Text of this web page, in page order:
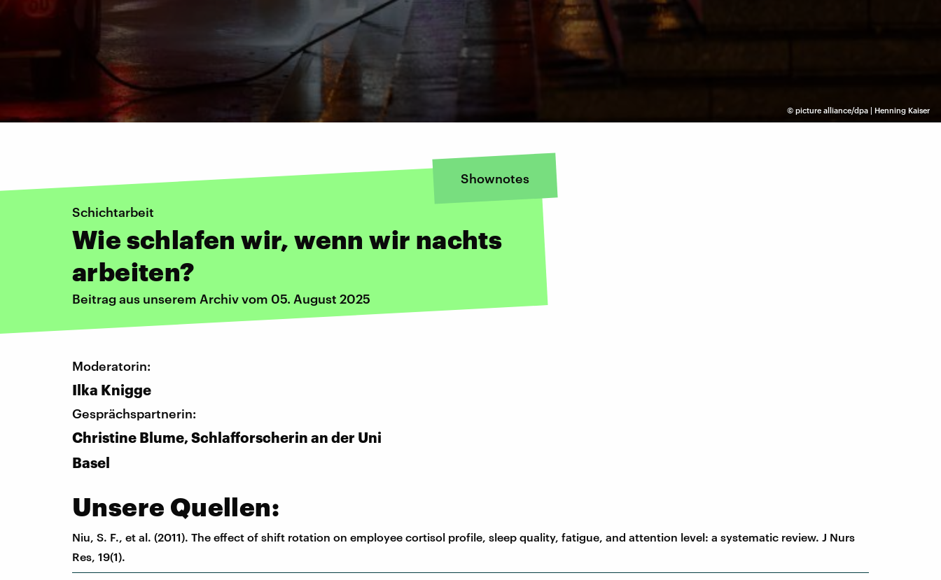
© picture alliance/dpa | Henning Kaiser
Shownotes
Schichtarbeit
Wie schlafen wir, wenn wir nachts
arbeiten?
Beitrag aus unserem Archiv vom 05. August 2025
Moderatorin:
Ilka Knigge
Gesprächspartnerin:
Christine Blume, Schlafforscherin an der Uni
Basel
Unsere Quellen:
Niu, S. F., et al. (2011). The effect of shift rotation on employee cortisol profile, sleep quality, fatigue, and attention level: a systematic review. J Nurs
Res, 19(1).